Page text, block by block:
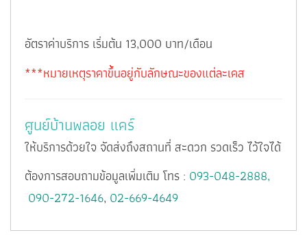
อัตราค่าบริการ เริ่มต้น 13,000 บาท/เดือน
***หมายเหตุราคาขึ้นอยู่กับลักษณะของแต่ละเคส
ศูนย์บ้านพลอย แคร์
ให้บริการด้วยใจ จัดส่งถึงสถานที่ สะดวก รวดเร็ว ไว้ใจได้
ต้องการสอบถามข้อมูลเพิ่มเติม โทร : 093-048-2888,​​​​​​​​​​​​​​​​​​​​​​​​​​​​
090-272-1646, 02-669-4649